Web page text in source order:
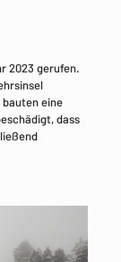
2023 gerufen.
eine
dass